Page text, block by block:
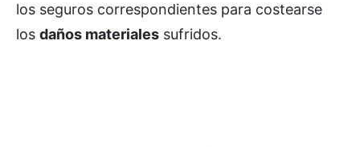
los seguros correspondientes para costearse
los daños materiales sufridos.